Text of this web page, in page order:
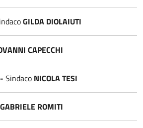
GILDA DIOLAIUTI
CAPECCHI
- Sindaco NICOLA TESI
GABRIELE ROMITI